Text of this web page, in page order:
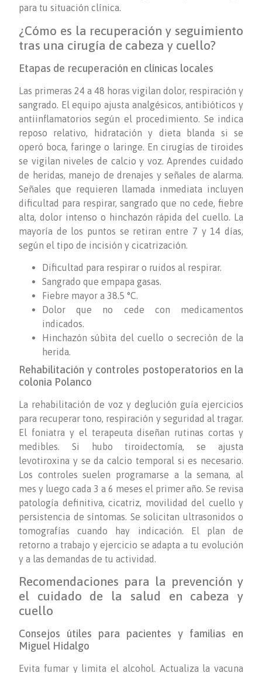
para tu situación clínica.
¿Cómo es la recuperación y seguimiento
tras una cirugía de cabeza y cuello?
Etapas de recuperación en clínicas locales
Las primeras 24 a 48 horas vigilan dolor, respiración y
sangrado. El equipo ajusta analgésicos, antibióticos y
antiinflamatorios según el procedimiento. Se indica
reposo relativo, hidratación y dieta blanda si se
operó boca, faringe o laringe. En cirugías de tiroides
se vigilan niveles de calcio y voz. Aprendes cuidado
de heridas, manejo de drenajes y señales de alarma.
Señales que requieren llamada inmediata incluyen
dificultad para respirar, sangrado que no cede, fiebre
alta, dolor intenso o hinchazón rápida del cuello. La
mayoría de los puntos se retiran entre 7 y 14 días,
según el tipo de incisión y cicatrización.
Dificultad para respirar o ruidos al respirar.
Sangrado que empapa gasas.
Fiebre mayor a 38.5 °C.
Dolor que no cede con medicamentos
indicados.
Hinchazón súbita del cuello o secreción de la
herida.
Rehabilitación y controles postoperatorios en la
colonia Polanco
La rehabilitación de voz y deglución guía ejercicios
para recuperar tono, respiración y seguridad al tragar.
El foniatra y el terapeuta diseñan rutinas cortas y
medibles. Si hubo tiroidectomía, se ajusta
levotiroxina y se da calcio temporal si es necesario.
Los controles suelen programarse a la semana, al
mes y luego cada 3 a 6 meses el primer año. Se revisa
patología definitiva, cicatriz, movilidad del cuello y
persistencia de síntomas. Se solicitan ultrasonidos o
tomografías cuando hay indicación. El plan de
retorno a trabajo y ejercicio se adapta a tu evolución
y a las demandas de tu actividad.
Recomendaciones para la prevención y
el cuidado de la salud en cabeza y
cuello
Consejos útiles para pacientes y familias en
Miguel Hidalgo
Evita fumar y limita el alcohol. Actualiza la vacuna